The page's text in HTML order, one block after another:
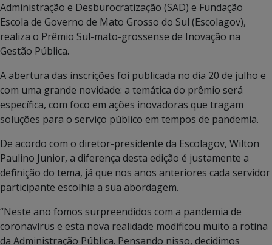
Administração e Desburocratização (SAD) e Fundação
Escola de Governo de Mato Grosso do Sul (Escolagov),
realiza o Prêmio Sul-mato-grossense de Inovação na
Gestão Pública.
A abertura das inscrições foi publicada no dia 20 de julho e
com uma grande novidade: a temática do prêmio será
específica, com foco em ações inovadoras que tragam
soluções para o serviço público em tempos de pandemia.
De acordo com o diretor-presidente da Escolagov, Wilton
Paulino Junior, a diferença desta edição é justamente a
definição do tema, já que nos anos anteriores cada servidor
participante escolhia a sua abordagem.
“Neste ano fomos surpreendidos com a pandemia de
coronavírus e esta nova realidade modificou muito a rotina
da Administração Pública. Pensando nisso, decidimos